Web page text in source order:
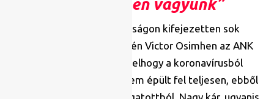
Az afrikai kontinensbajnokságon kifejezetten sok
neves támadó tűnik fel; idén Victor Osimhen az ANK
legnagyobb hiányzója, mivelhogy a koronavírusból
még a kerethirdetéskor nem épült fel teljesen, ebből